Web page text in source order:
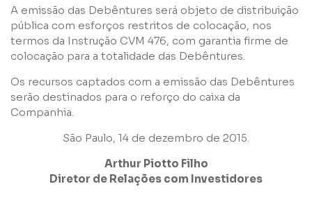
A emissão das Debêntures será objeto de distribuição
pública com esforços restritos de colocação, nos
termos da Instrução CVM 476, com garantia firme de
colocação para a totalidade das Debêntures.
Os recursos captados com a emissão das Debêntures
serão destinados para o reforço do caixa da
Companhia.
São Paulo, 14 de dezembro de 2015.
Arthur Piotto Filho
Diretor de Relações com Investidores
Li e concordo com osTermos de Uso